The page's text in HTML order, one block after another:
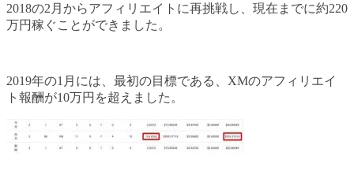
2018の2月からアフィリエイトに再挑戦し、現在までに約220
万円稼ぐことができました。
2019年の1月には、最初の目標である、XMのアフィリエイ
ト報酬が10万円を超えました。